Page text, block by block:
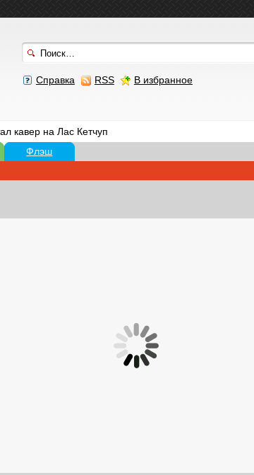
Справка RSS В избранное
кавер на Лас Кетчуп
Флэш